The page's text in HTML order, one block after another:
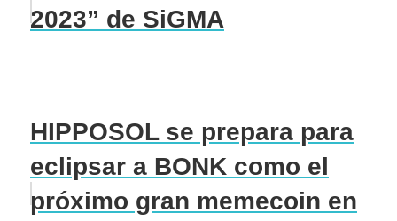
2023” de SiGMA
HIPPOSOL se prepara para
eclipsar a BONK como el
próximo gran memecoin en